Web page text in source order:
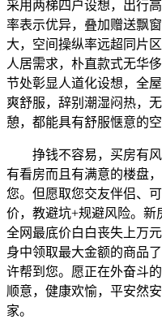
采用两梯四户设想，出行
率表示优异，叠加赠送飘
大，空间操纵率远超同片
人居需求，朴直款式无华
节处彰显人道化设想，全
爽舒服，辞别潮湿闷热，
憩，都能具有舒服惬意的
挣钱不容易，买房有风
有看房而且有满意的楼盘
您。但愿取您交友伴侣、
价，教避坑+规避风险。
全网最底价白白丧失上万
身中领取最大金额的商品
许帮到您。愿正在外奋斗
顺意，健康欢愉，平安然
家。